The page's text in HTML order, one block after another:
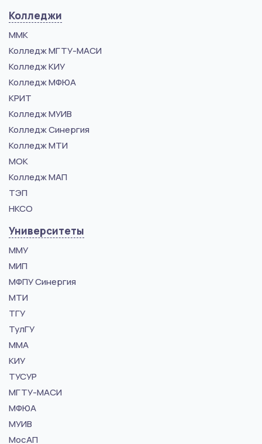
Колледжи
ММК
Колледж МГТУ-МАСИ
Колледж КИУ
Колледж МФЮА
КРИТ
Колледж МУИВ
Колледж Синергия
Колледж МТИ
МОК
Колледж МАП
ТЭП
НКСО
Университеты
ММУ
МИП
МФПУ Синергия
МТИ
ТГУ
ТулГУ
ММА
КИУ
ТУСУР
МГТУ-МАСИ
МФЮА
МУИВ
МосАП